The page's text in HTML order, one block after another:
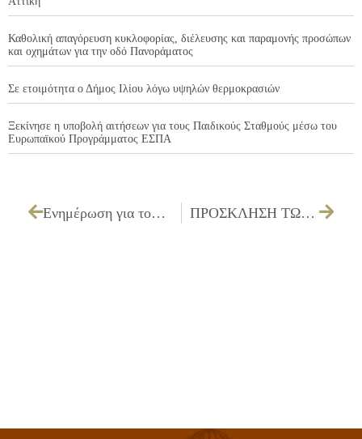
Καθολική απαγόρευση κυκλοφορίας, διέλευσης και παραμονής προσώπων
και οχημάτων για την οδό Πανοράματος
Σε ετοιμότητα ο Δήμος Ιλίου λόγω υψηλών θερμοκρασιών
Ξεκίνησε η υποβολή αιτήσεων για τους Παιδικούς Σταθμούς μέσω του
Ευρωπαϊκού Προγράμματος ΕΣΠΑ
Ενημέρωση για τους ελέγχους ταχείας ανίχνευσης κορωνοϊού (rapid test covid-19) ΠΡΟΣΚΛΗΣΗ ΤΩΝ ΜΕΛΩΝ ΤΗΣ ΔΗΜΟΤΙΚΗΣ ΕΠΙΤΡΟΠΗΣ ΓΙΑ ΤΗΝ 27/09/2024